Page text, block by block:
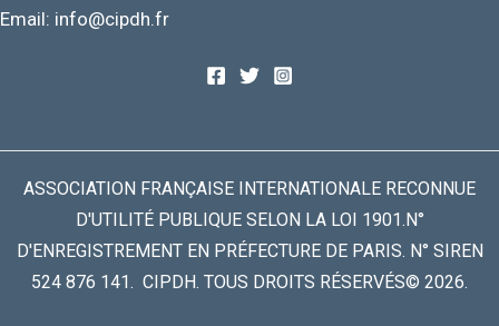
Email: info@cipdh.fr
ASSOCIATION FRANÇAISE INTERNATIONALE RECONNUE
D'UTILITÉ PUBLIQUE SELON LA LOI 1901.N°
D'ENREGISTREMENT EN PRÉFECTURE DE PARIS. N° SIREN
524 876 141. CIPDH. TOUS DROITS RÉSERVÉS© 2026.